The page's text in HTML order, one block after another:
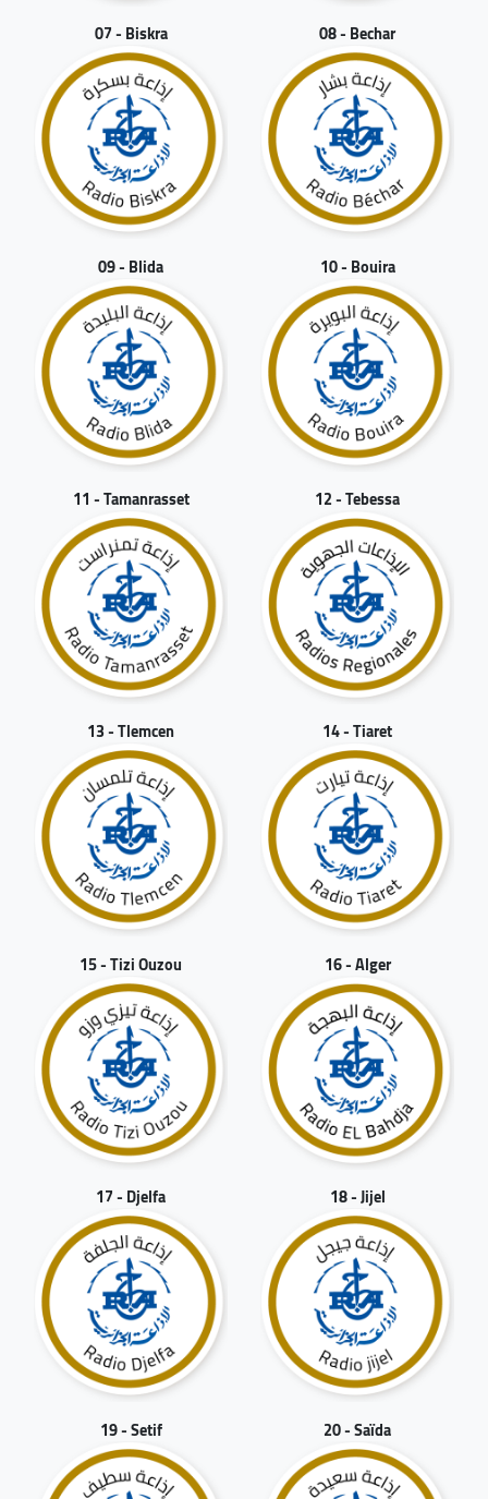
07 - Biskra 08 - Bechar
09 - Blida 10 - Bouira
11 - Tamanrasset 12 - Tebessa
13 - Tlemcen 14 - Tiaret
15 - Tizi Ouzou 16 - Alger
17 - Djelfa 18 - Jijel
19 - Setif 20 - Saïda